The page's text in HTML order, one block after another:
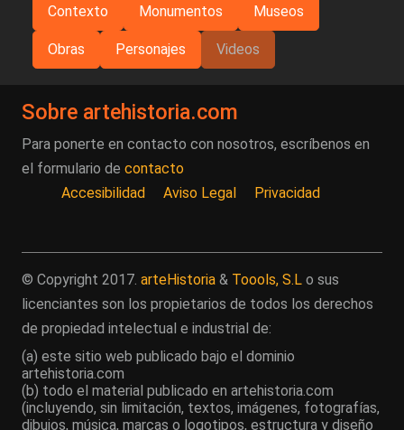
Contexto Monumentos Museos
Obras Personajes Videos
Sobre artehistoria.com
Para ponerte en contacto con nosotros, escríbenos en
el formulario de contacto
Accesibilidad
Aviso Legal Privacidad
© Copyright 2017. arteHistoria & Toools, S.L o sus
licenciantes son los propietarios de todos los derechos
de propiedad intelectual e industrial de:
(a) este sitio web publicado bajo el dominio
artehistoria.com
(b) todo el material publicado en artehistoria.com
(incluyendo, sin limitación, textos, imágenes, fotografías,
dibujos, música, marcas o logotipos, estructura y diseño